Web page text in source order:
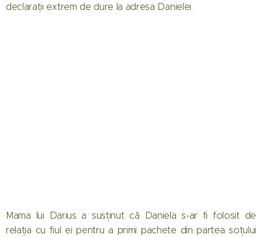
declarații extrem de dure la adresa Danielei.
Mama lui Darius a susținut că Daniela s-ar fi folosit de
relația cu fiul ei pentru a primi pachete din partea soțului